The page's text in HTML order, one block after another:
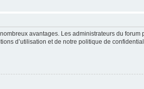
avantages. Les administrateurs du
d’utilisation et de notre politique de